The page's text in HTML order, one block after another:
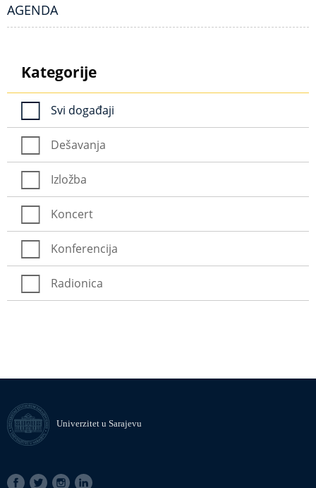
AGENDA
Kategorije
Svi događaji
Dešavanja
Izložba
Koncert
Konferencija
Radionica
Univerzitet u Sarajevu
SOCIAL